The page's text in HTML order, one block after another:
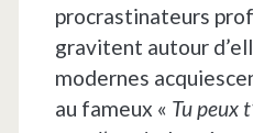
procrastinateurs
gravitent autour
modernes
au fameux « Tu peux